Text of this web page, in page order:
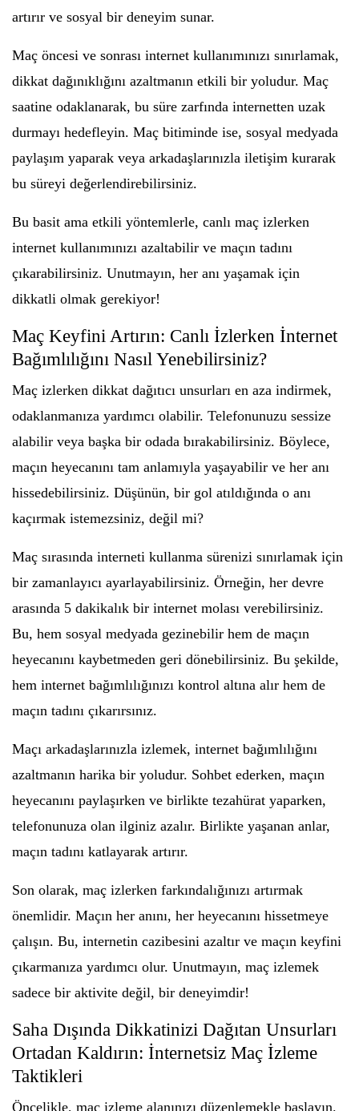
artırır ve sosyal bir deneyim sunar.
Maç öncesi ve sonrası internet kullanımınızı sınırlamak,
dikkat dağınıklığını azaltmanın etkili bir yoludur. Maç
saatine odaklanarak, bu süre zarfında internetten uzak
durmayı hedefleyin. Maç bitiminde ise, sosyal medyada
paylaşım yaparak veya arkadaşlarınızla iletişim kurarak
bu süreyi değerlendirebilirsiniz.
Bu basit ama etkili yöntemlerle, canlı maç izlerken
internet kullanımınızı azaltabilir ve maçın tadını
çıkarabilirsiniz. Unutmayın, her anı yaşamak için
dikkatli olmak gerekiyor!
Maç Keyfini Artırın: Canlı İzlerken İnternet
Bağımlılığını Nasıl Yenebilirsiniz?
Maç izlerken dikkat dağıtıcı unsurları en aza indirmek,
odaklanmanıza yardımcı olabilir. Telefonunuzu sessize
alabilir veya başka bir odada bırakabilirsiniz. Böylece,
maçın heyecanını tam anlamıyla yaşayabilir ve her anı
hissedebilirsiniz. Düşünün, bir gol atıldığında o anı
kaçırmak istemezsiniz, değil mi?
Maç sırasında interneti kullanma sürenizi sınırlamak için
bir zamanlayıcı ayarlayabilirsiniz. Örneğin, her devre
arasında 5 dakikalık bir internet molası verebilirsiniz.
Bu, hem sosyal medyada gezinebilir hem de maçın
heyecanını kaybetmeden geri dönebilirsiniz. Bu şekilde,
hem internet bağımlılığınızı kontrol altına alır hem de
maçın tadını çıkarırsınız.
Maçı arkadaşlarınızla izlemek, internet bağımlılığını
azaltmanın harika bir yoludur. Sohbet ederken, maçın
heyecanını paylaşırken ve birlikte tezahürat yaparken,
telefonunuza olan ilginiz azalır. Birlikte yaşanan anlar,
maçın tadını katlayarak artırır.
Son olarak, maç izlerken farkındalığınızı artırmak
önemlidir. Maçın her anını, her heyecanını hissetmeye
çalışın. Bu, internetin cazibesini azaltır ve maçın keyfini
çıkarmanıza yardımcı olur. Unutmayın, maç izlemek
sadece bir aktivite değil, bir deneyimdir!
Saha Dışında Dikkatinizi Dağıtan Unsurları
Ortadan Kaldırın: İnternetsiz Maç İzleme
Taktikleri
Öncelikle, maç izleme alanınızı düzenlemekle başlayın.